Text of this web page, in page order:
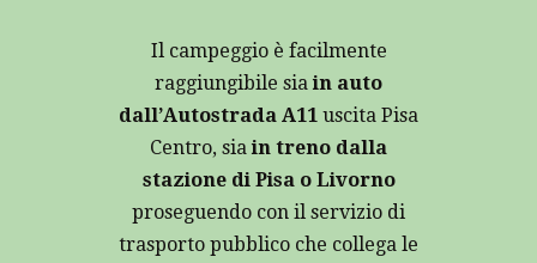
Il campeggio è facilmente
raggiungibile sia in auto
dall’Autostrada A11 uscita Pisa
Centro, sia in treno dalla
stazione di Pisa o Livorno
proseguendo con il servizio di
trasporto pubblico che collega le